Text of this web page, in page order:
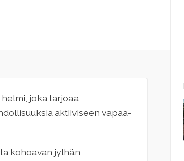
joka tarjoaa
aktiiviseen vapaa-
kohoavan jylhän